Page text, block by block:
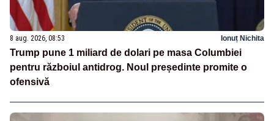
8 aug. 2026, 08:53 Ionuț Nichita
Trump pune 1 miliard de dolari pe masa Columbiei
pentru războiul antidrog. Noul președinte promite o
ofensivă